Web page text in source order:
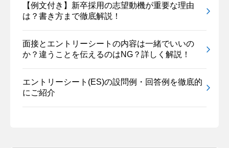
【例文付き】新卒採用の志望動機が重要な理由
は？書き方まで徹底解説！
面接とエントリーシートの内容は一緒でいいの
か？違うことを伝えるのはNG？詳しく解説！
エントリーシート(ES)の設問例・回答例を徹底的
にご紹介